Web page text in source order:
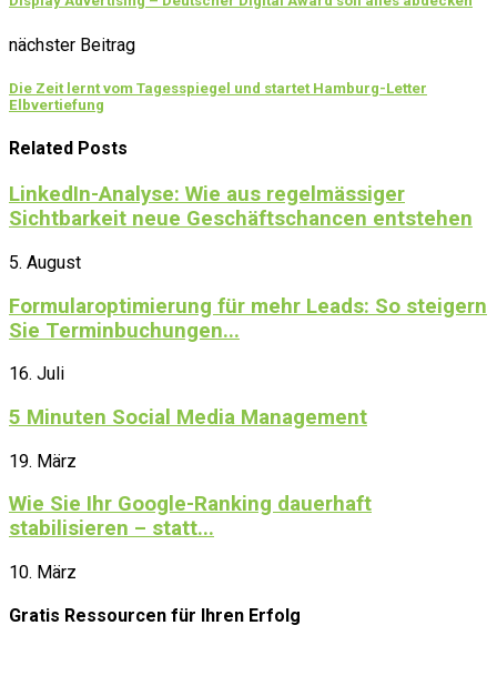
nächster Beitrag
Die Zeit lernt vom Tagesspiegel und startet Hamburg-Letter
Elbvertiefung
Related Posts
LinkedIn-Analyse: Wie aus regelmässiger
Sichtbarkeit neue Geschäftschancen entstehen
5. August
Formularoptimierung für mehr Leads: So steigern
Sie Terminbuchungen...
16. Juli
5 Minuten Social Media Management
19. März
Wie Sie Ihr Google-Ranking dauerhaft
stabilisieren – statt...
10. März
Gratis Ressourcen für Ihren Erfolg